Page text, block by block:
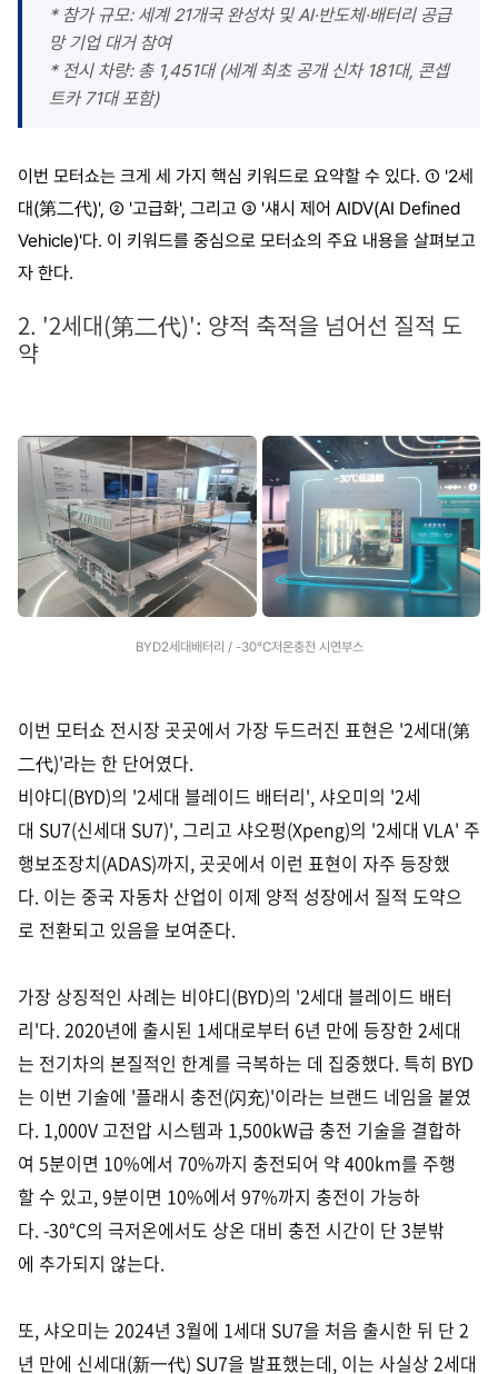
* 참가 규모: 세계 21개국 완성차 및 AI·반도체·배터리 공급
망 기업 대거 참여
* 전시 차량: 총 1,451대 (세계 최초 공개 신차 181대, 콘셉
트카 71대 포함)
이번 모터쇼는 크게 세 가지 핵심 키워드로 요약할 수 있다. ① '2세
대(第二代)', ② '고급화', 그리고 ③ '섀시 제어 AIDV(AI Defined
Vehicle)'다. 이 키워드를 중심으로 모터쇼의 주요 내용을 살펴보고
자 한다.
2. '2세대(第二代)': 양적 축적을 넘어선 질적 도
약
BYD2세대배터리 / -30℃저온충전 시연부스
이번 모터쇼 전시장 곳곳에서 가장 두드러진 표현은 '2세대(第
二代)'라는 한 단어였다.
비야디(BYD)의 '2세대 블레이드 배터리', 샤오미의 '2세
대 SU7(신세대 SU7)', 그리고 샤오펑(Xpeng)의 '2세대 VLA' 주
행보조장치(ADAS)까지, 곳곳에서 이런 표현이 자주 등장했
다. 이는 중국 자동차 산업이 이제 양적 성장에서 질적 도약으
로 전환되고 있음을 보여준다.
가장 상징적인 사례는 비야디(BYD)의 '2세대 블레이드 배터
리'다. 2020년에 출시된 1세대로부터 6년 만에 등장한 2세대
는 전기차의 본질적인 한계를 극복하는 데 집중했다. 특히 BYD
는 이번 기술에 '플래시 충전(闪充)'이라는 브랜드 네임을 붙였
다. 1,000V 고전압 시스템과 1,500kW급 충전 기술을 결합하
여 5분이면 10%에서 70%까지 충전되어 약 400km를 주행
할 수 있고, 9분이면 10%에서 97%까지 충전이 가능하
다. -30°C의 극저온에서도 상온 대비 충전 시간이 단 3분밖
에 추가되지 않는다.
또, 샤오미는 2024년 3월에 1세대 SU7을 처음 출시한 뒤 단 2
년 만에 신세대(新一代) SU7을 발표했는데, 이는 사실상 2세대